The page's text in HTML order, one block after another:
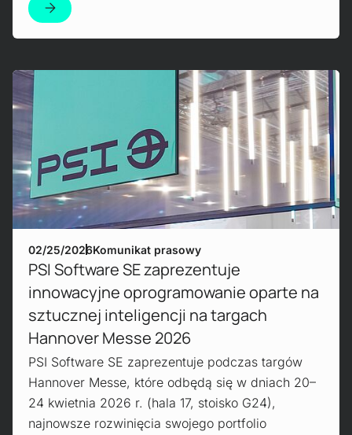
02/25/2026Komunikat prasowy
PSI Software SE zaprezentuje
innowacyjne oprogramowanie oparte na
sztucznej inteligencji na targach
Hannover Messe 2026
PSI Software SE zaprezentuje podczas targów
Hannover Messe, które odbędą się w dniach 20–
24 kwietnia 2026 r. (hala 17, stoisko G24),
najnowsze rozwinięcia swojego portfolio